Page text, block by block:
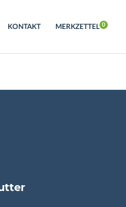
KONTAKT MERKZETTEL